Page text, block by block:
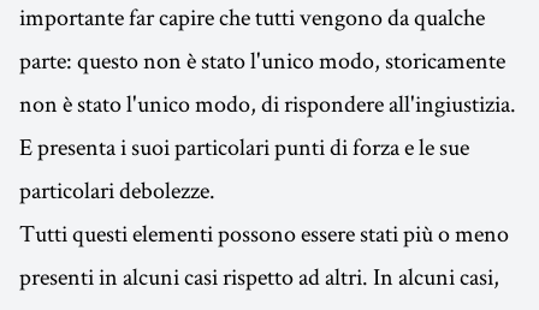
importante far capire che tutti vengono da qualche
parte: questo non è stato l'unico modo, storicamente
non è stato l'unico modo, di rispondere all'ingiustizia.
E presenta i suoi particolari punti di forza e le sue
particolari debolezze.
Tutti questi elementi possono essere stati più o meno
presenti in alcuni casi rispetto ad altri. In alcuni casi,